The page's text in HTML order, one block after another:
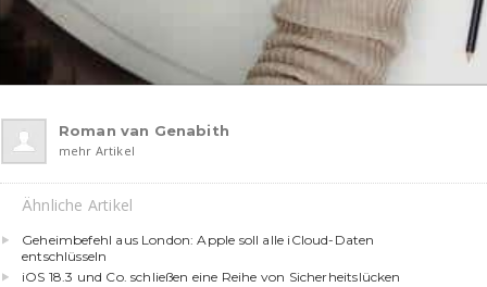
Roman van Genabith
mehr Artikel
Ähnliche Artikel
Geheimbefehl aus London: Apple soll alle iCloud-Daten
entschlüsseln
iOS 18.3 und Co. schließen eine Reihe von Sicherheitslücken